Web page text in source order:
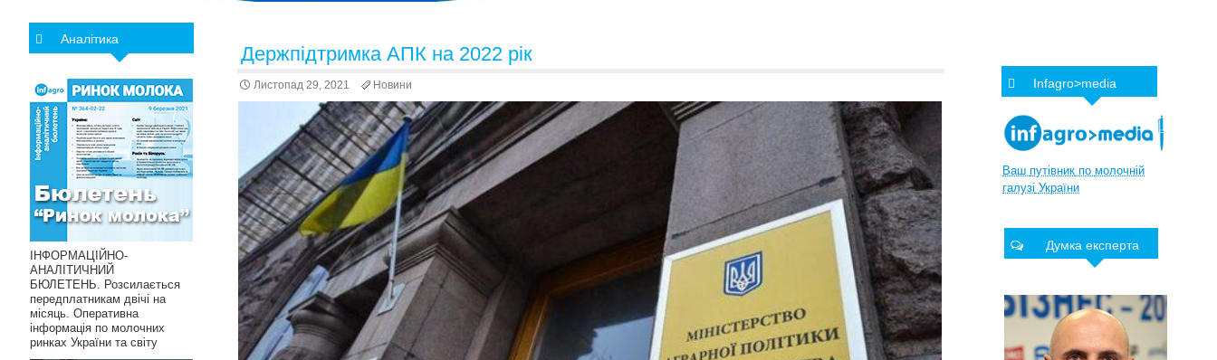
Держпідтримка АПК на 2022 рік
Листопад 29, 2021 Новини Infagro>media
Ваш путівник по молочній
галузі України
Думка експерта
Аналітика
ІНФОРМАЦІЙНО-
АНАЛІТИЧНИЙ
БЮЛЕТЕНЬ. Розсилається
передплатникам двічі на
місяць. Оперативна
інформація по молочних
ринках України та світу